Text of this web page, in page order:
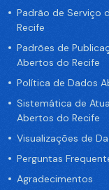
Padrão de Serviço
Recife
Padrões de
Abertos do Recife
Política de Dados
Sistemática de
Abertos do Recife
Visualizações de
Perguntas
Agradecimentos